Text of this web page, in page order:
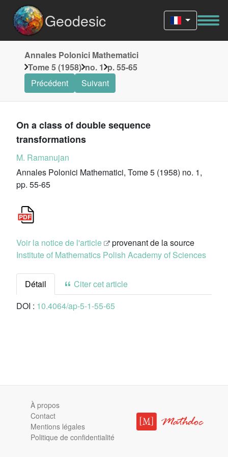
Geodesic
Annales Polonici Mathematici
Tome 5 (1958) no. 1 p. 55-65
Précédent
Suivant
On a class of double sequence
transformations
M. Ramanujan
Annales Polonici Mathematici, Tome 5 (1958) no. 1,
pp. 55-65
Voir la notice de l'article
provenant de la source
Institute of Mathematics Polish Academy of Sciences
Détail
Citer cet article
DOI : 10.4064/ap-5-1-55-65
À propos
Contact
Mentions légales
Politique de confidentialité